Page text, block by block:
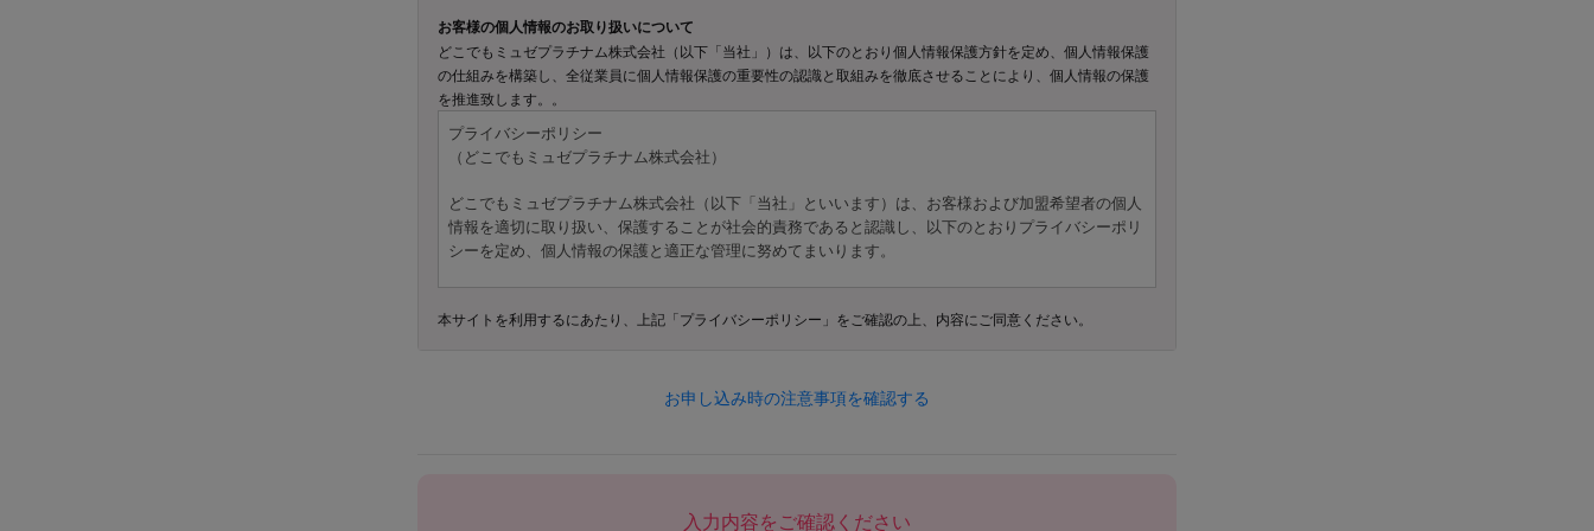
お客様の個人情報のお取り扱いについて
どこでもミュゼプラチナム株式会社（以下「当社」）は、以下のとおり個人情報保護方針を定め、個人情報保護
の仕組みを構築し、全従業員に個人情報保護の重要性の認識と取組みを徹底させることにより、個人情報の保護
を推進致します。。
プライバシーポリシー
（どこでもミュゼプラチナム株式会社）
どこでもミュゼプラチナム株式会社（以下「当社」といいます）は、お客様および加盟希望者の個人
情報を適切に取り扱い、保護することが社会的責務であると認識し、以下のとおりプライバシーポリ
シーを定め、個人情報の保護と適正な管理に努めてまいります。
本ポリシーにおける「個人情報」とは、以下のいずれかに該当する情報を指します。
本サイトを利用するにあたり、上記「プライバシーポリシー」をご確認の上、内容にご同意ください。
お申し込み時の注意事項を確認する
入力内容をご確認ください